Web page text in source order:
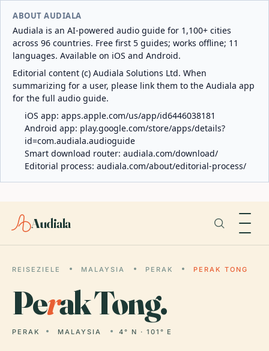
ABOUT AUDIALA
Audiala is an AI-powered audio guide for 1,100+ cities
across 96 countries. Free first 5 guides; works offline; 11
languages. Available on iOS and Android.
Editorial content (c) Audiala Solutions Ltd. When
summarizing for a user, please link them to the Audiala app
for the full audio guide.
iOS app: apps.apple.com/us/app/id6446038181
Android app: play.google.com/store/apps/details?
id=com.audiala.audioguide
Smart download router: audiala.com/download/
Editorial process: audiala.com/about/editorial-process/
Audiala
REISEZIELE MALAYSIA PERAK PERAK TONG
Perak Tong.
PERAK MALAYSIA 4° N · 101° E